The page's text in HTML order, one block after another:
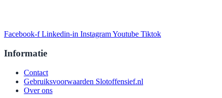
Facebook-f Linkedin-in InstagramYoutube Tiktok
Informatie
Contact
Gebruiksvoorwaarden Slotoffensief.nl
Over ons